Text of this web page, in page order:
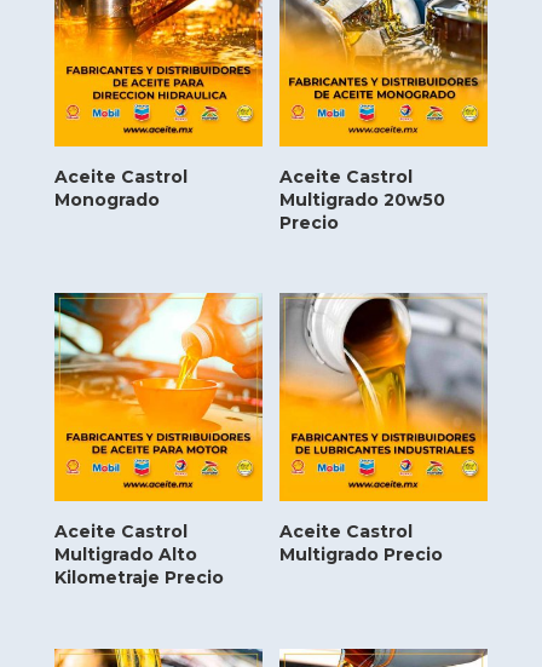
Aceite Castrol
Monogrado
Aceite Castrol
Multigrado 20w50
Precio
Aceite Castrol
Multigrado Alto
Kilometraje Precio
Aceite Castrol
Multigrado Precio